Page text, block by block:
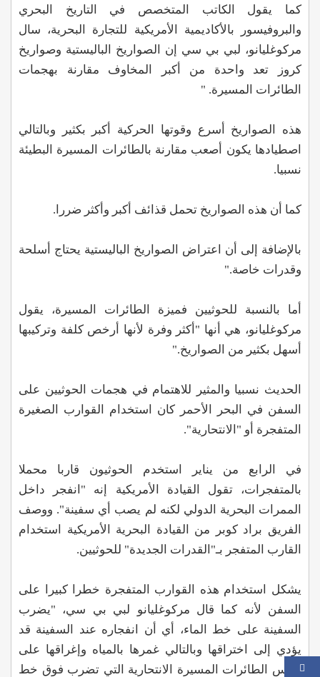
كما يقول الكاتب المتخصص في التاريخ البحري
والبروفيسور بالأكاديمية الأمريكية للتجارة البحرية، سال
مركوغليانو، لبي بي سي إن الصواريخ الباليستية وصواريخ
كروز تعد واحدة من أكبر المخاوف مقارنة بهجمات
الطائرات المسيرة. "
هذه الصواريخ أسرع وقوتها الحركية أكبر بكثير وبالتالي
اصطيادها يكون أصعب مقارنة بالطائرات المسيرة البطيئة
نسبيا.
كما أن هذه الصواريخ تحمل قذائف أكبر وأكثر ضررا.
بالإضافة إلى أن اعتراض الصواريخ الباليستية يحتاج أسلحة
وقدرات خاصة."
أما بالنسبة للحوثيين فميزة الطائرات المسيرة، يقول
مركوغليانو، هي أنها "أكثر وفرة لأنها أرخص كلفة وتركيبها
أسهل بكثير من الصواريخ."
الحديث نسبيا والمثير للاهتمام في هجمات الحوثيين على
السفن في البحر الأحمر كان استخدام القوارب الصغيرة
المتفجرة أو "الانتحارية".
في الرابع من يناير استخدم الحوثيون قاربا محملا
بالمتفجرات، تقول القيادة الأمريكية إنه "انفجر داخل
الممرات البحرية الدولي لكنه لم يصب أي سفينة". ووصف
الفريق براد كوبر من القيادة البحرية الأمريكية استخدام
القارب المتفجر بـ"القدرات الجديدة" للحوثيين.
يشكل استخدام هذه القوارب المتفجرة خطرا كبيرا على
السفن لأنه كما قال مركوغليانو لبي بي سي، "يضرب
السفينة على خط الماء، أي أن انفجاره عند السفينة قد
يؤدي إلى اختراقها وبالتالي غمرها بالمياه وإغراقها على
عكس الطائرات المسيرة الانتحارية التي تضرب فوق خط